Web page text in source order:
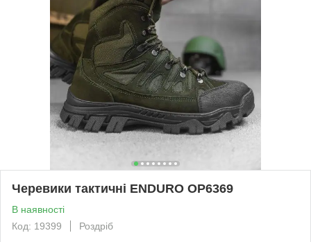
Черевики тактичні ENDURO ОР6369
В наявності
Код: 19399
Роздріб